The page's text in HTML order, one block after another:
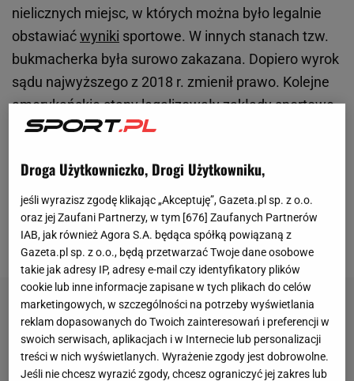
nielicznych miejsc, w których można było legalnie
obstawiaćwyniki sportowe. W innych stanach tzw.
bukmacherka była surowo zakazana. Dopiero wyrok
sądu najwyższego z 2018 r. zmienił prawo. Kolejne
amerykańskie stany legalizowały zakłady sportowe,
więc Las Vegas przestało być wyklęte. Miasto
też zaszczytu organizacji nieoficjalnego
amerykańskiego święta narodowego, jak nazywany
jest potocznie mecz o mistrzostwoligiNFL - Super
Bowl.
Droga Użytkowniczko, Drogi Użytkowniku,
jeśli wyrazisz zgodę klikając „Akceptuję”, Gazeta.pl sp. z o.o.
oraz jej Zaufani Partnerzy, w tym [676] Zaufanych Partnerów
IAB, jak również Agora S.A. będąca spółką powiązaną z
Gazeta.pl sp. z o.o., będą przetwarzać Twoje dane osobowe
takie jak adresy IP, adresy e-mail czy identyfikatory plików
cookie lub inne informacje zapisane w tych plikach do celów
marketingowych, w szczególności na potrzeby wyświetlania
reklam dopasowanych do Twoich zainteresowań i preferencji w
swoich serwisach, aplikacjach i w Internecie lub personalizacji
treści w nich wyświetlanych. Wyrażenie zgody jest dobrowolne.
Jeśli nie chcesz wyrazić zgody, chcesz ograniczyć jej zakres lub